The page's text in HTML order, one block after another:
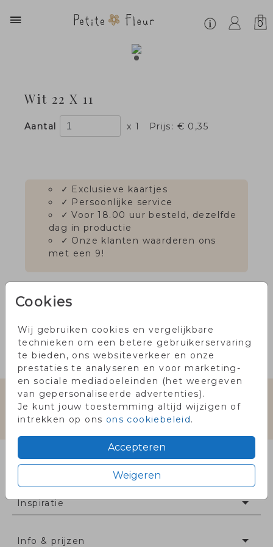
0
Cookies
Wij gebruiken cookies en vergelijkbare
technieken om een betere gebruikerservaring
te bieden, ons websiteverkeer en onze
prestaties te analyseren en voor marketing-
en sociale mediadoeleinden (het weergeven
van gepersonaliseerde advertenties).
Je kunt jouw toestemming altijd wijzigen of
intrekken op ons ons cookiebeleid.
Accepteren
Weigeren
Wit 22 X 11
Aantal x 1 Prijs: € 0,35
✓ Exclusieve kaartjes
✓ Persoonlijke service
✓ Voor 18.00 uur besteld, dezelfde
dag in productie
✓ Onze klanten waarderen ons
met een 9!
OMSCHRIJVING
wit 22 x 11
Prijs:€ 0,35 per 1
Gratis eerste proefkaartje met code
PROEF2026
Collectie
Inspiratie
Info & prijzen